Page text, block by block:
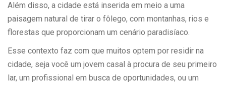
Além disso, a cidade está inserida em meio a uma
paisagem natural de tirar o fôlego, com montanhas, rios e
florestas que proporcionam um cenário paradisíaco.
Esse contexto faz com que muitos optem por residir na
cidade, seja você um jovem casal à procura de seu primeiro
lar, um profissional em busca de oportunidades, ou um